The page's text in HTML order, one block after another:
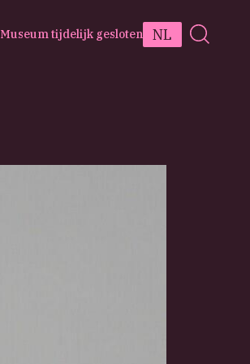
Museum tijdelijk gesloten NL